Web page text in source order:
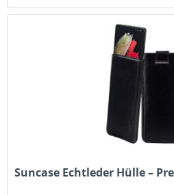
Suncase Echtleder Hülle –